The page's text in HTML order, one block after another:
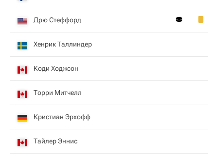
Дрю Стеффорд
Хенрик Таллиндер
Коди Ходжсон
Торри Митчелл
Кристиан Эрхофф
Тайлер Эннис